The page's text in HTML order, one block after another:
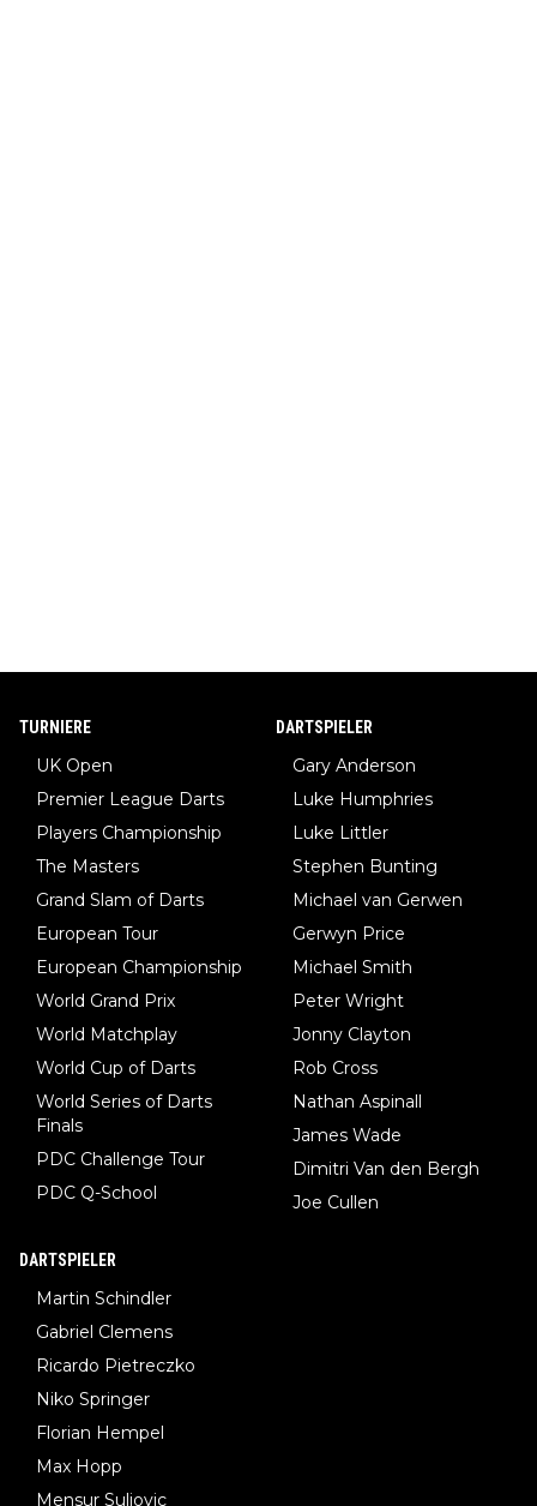
TURNIERE
UK Open
Premier League Darts
Players Championship
The Masters
Grand Slam of Darts
European Tour
European Championship
World Grand Prix
World Matchplay
World Cup of Darts
World Series of Darts
Finals
PDC Challenge Tour
PDC Q-School
DARTSPIELER
Gary Anderson
Luke Humphries
Luke Littler
Stephen Bunting
Michael van Gerwen
Gerwyn Price
Michael Smith
Peter Wright
Jonny Clayton
Rob Cross
Nathan Aspinall
James Wade
Dimitri Van den Bergh
Joe Cullen
DARTSPIELER
Martin Schindler
Gabriel Clemens
Ricardo Pietreczko
Niko Springer
Florian Hempel
Max Hopp
Mensur Suljovic